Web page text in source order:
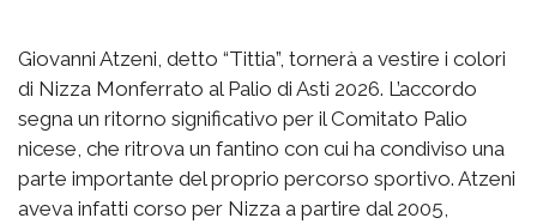
Giovanni Atzeni, detto “Tittia”, tornerà a vestire i colori
di Nizza Monferrato al Palio di Asti 2026. L’accordo
segna un ritorno significativo per il Comitato Palio
nicese, che ritrova un fantino con cui ha condiviso una
parte importante del proprio percorso sportivo. Atzeni
aveva infatti corso per Nizza a partire dal 2005,